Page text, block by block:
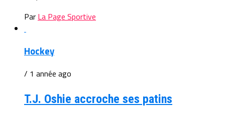
Par La Page Sportive
Hockey
/ 1 année ago
T.J. Oshie accroche ses patins